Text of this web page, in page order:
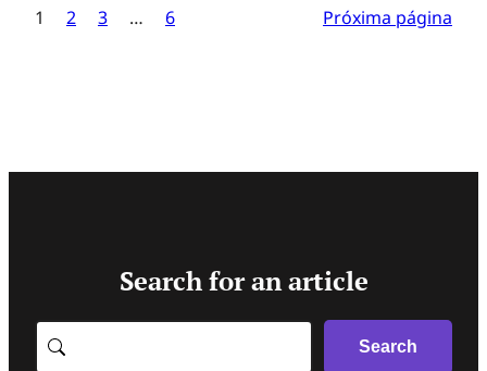
1 2 3 … 6 Próxima página
Search for an article
Search
Search